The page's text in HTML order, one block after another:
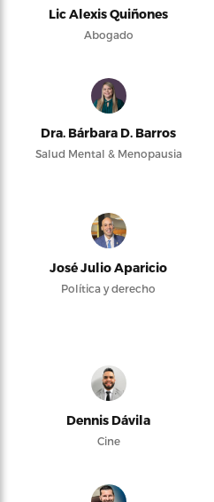
Lic Alexis Quiñones
Abogado
Dra. Bárbara D. Barros
Salud Mental & Menopausia
José Julio Aparicio
Política y derecho
Dennis Dávila
Cine